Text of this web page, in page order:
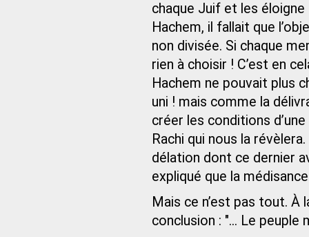
chaque Juif et les
Hachem, il fallait que
non divisée. Si chaque
rien à choisir ! C’est en
Hachem ne pouvait plus
uni ! mais comme la
créer les conditions
Rachi qui nous la
délation dont ce dernier
expliqué que la
Mais ce n’est pas tout.
conclusion : "... Le